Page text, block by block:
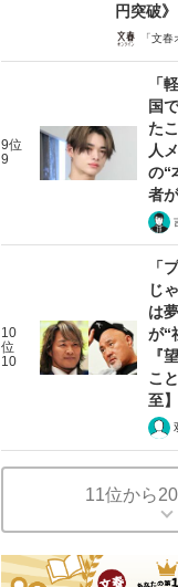
円突破》
「文
9位
9
「
国
た
人
の“
者
10
位
10
「
じ
は
が“
『
こ
至】
11位から